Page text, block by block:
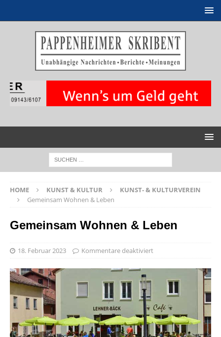
HOME KUNST & KULTUR
KUNST- & KULTURVEREIN
Gemeinsam Wohnen & Leben
Gemeinsam Wohnen & Leben
18. Februar 2023 Kommentare deaktiviert